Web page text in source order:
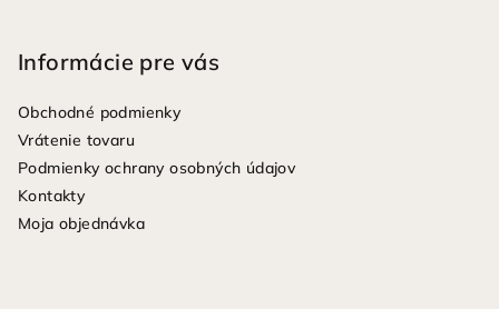
Informácie pre vás
Obchodné podmienky
Vrátenie tovaru
Podmienky ochrany osobných údajov
Kontakty
Moja objednávka